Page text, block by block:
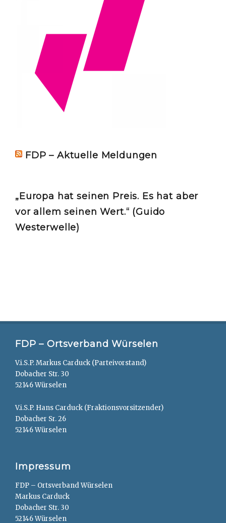
FDP – Aktuelle Meldungen
„Europa hat seinen Preis. Es hat aber
vor allem seinen Wert.“ (Guido
Westerwelle)
FDP – Ortsverband Würselen
V.i.S.P. Markus Carduck (Parteivorstand)
Dobacher Str. 30
52146 Würselen
V.i.S.P. Hans Carduck (Fraktionsvorsitzender)
Dobacher Sr. 26
52146 Würselen
Impressum
FDP – Ortsverband Würselen
Markus Carduck
Dobacher Str. 30
52146 Würselen